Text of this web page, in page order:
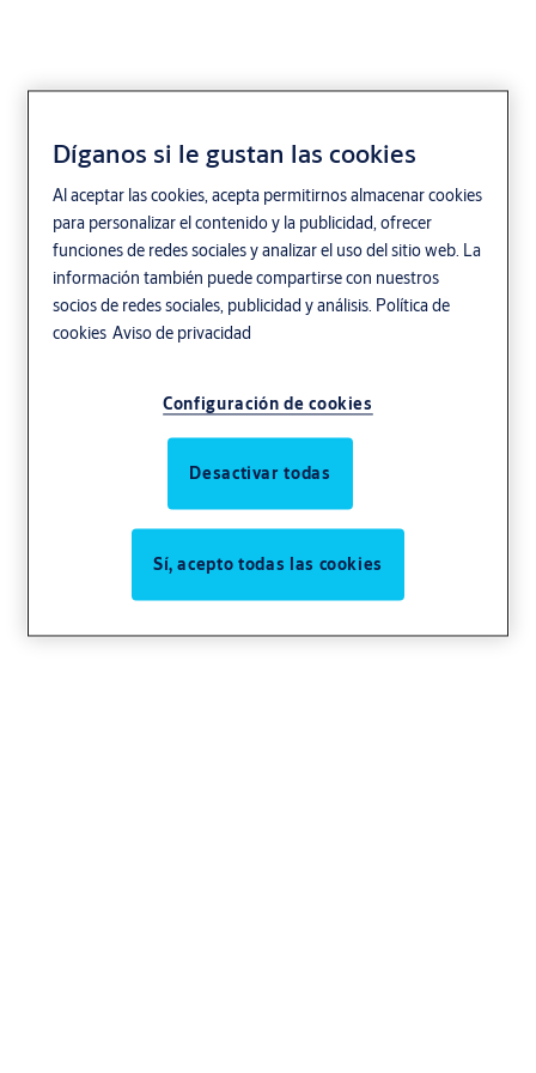
Díganos si le gustan las cookies
Al aceptar las cookies, acepta permitirnos almacenar cookies
para personalizar el contenido y la publicidad, ofrecer
funciones de redes sociales y analizar el uso del sitio web. La
información también puede compartirse con nuestros
socios de redes sociales, publicidad y análisis. Política de
cookies Aviso de privacidad
Configuración de cookies
Desactivar todas
Sí, acepto todas las cookies